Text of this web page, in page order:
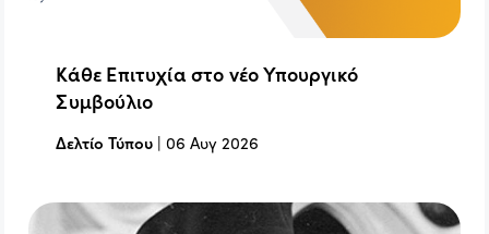
Κάθε Επιτυχία στο νέο Υπουργικό
Συμβούλιο
Δελτίο Τύπου |06 Αυγ 2026